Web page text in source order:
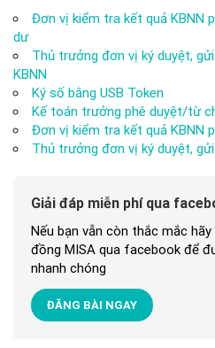
Đơn vị kiểm tra kết quả KBNN
dư
Thủ trưởng đơn vị ký duyệt,
KBNN
Ký số bằng USB Token
Kế toán trưởng phê duyệt/từ
Đơn vị kiểm tra kết quả KBNN
Thủ trưởng đơn vị ký duyệt,
Giải đáp miễn phí qua
Nếu bạn vẫn còn thắc mắc
đồng MISA qua facebook để
nhanh chóng
ĐĂNG BÀI NGAY